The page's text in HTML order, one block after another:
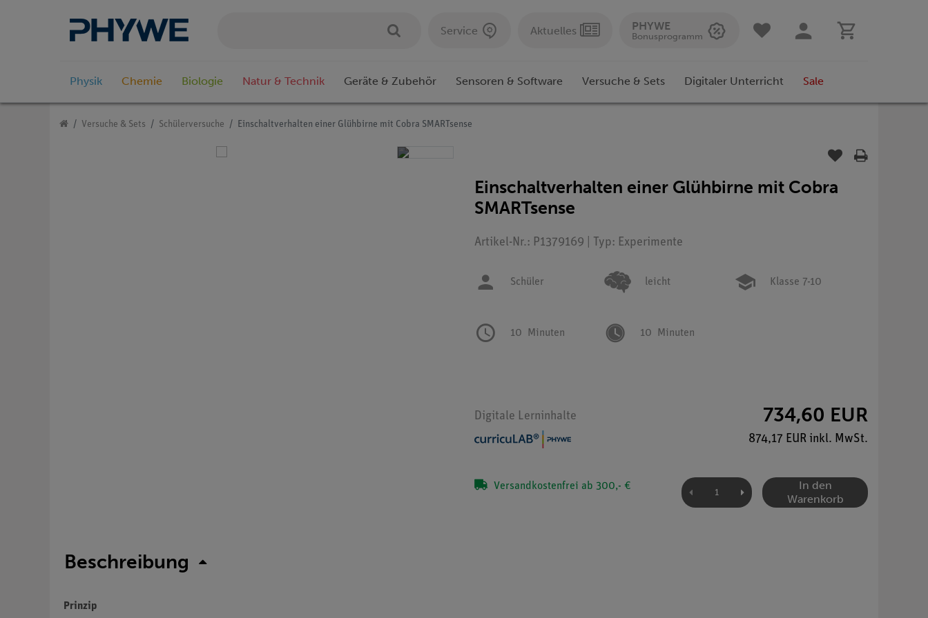
Service Aktuelles PHYWE
Bonusprogramm
Physik Chemie Biologie Natur & Technik Geräte & Zubehör Sensoren & Software Versuche & Sets Digitaler Unterricht Sale
Versuche & Sets Schülerversuche Einschaltverhalten einer Glühbirne mit Cobra SMARTsense
Einschaltverhalten einer Glühbirne mit Cobra
SMARTsense
Artikel-Nr.: P1379169 | Typ: Experimente
Schüler leicht Klasse 7-10
10 Minuten 10 Minuten
Digitale Lerninhalte 734,60 EUR
874,17 EUR inkl. MwSt.
Versandkostenfrei ab 300,- €
In den
Warenkorb
Beschreibung
Prinzip